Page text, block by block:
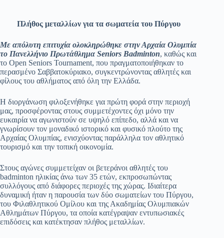
Πλήθος μεταλλίων για τα σωματεία του Πύργου
Με απόλυτη επιτυχία ολοκληρώθηκε στην Αρχαία Ολυμπία
το Πανελλήνιο Πρωτάθλημα Seniors Badminton, καθώς και
το Open Seniors Tournament, που πραγματοποιήθηκαν το
περασμένο Σαββατοκύριακο, συγκεντρώνοντας αθλητές και
φίλους του αθλήματος από όλη την Ελλάδα.
Η διοργάνωση φιλοξενήθηκε για πρώτη φορά στην περιοχή
μας, προσφέροντας στους συμμετέχοντες όχι μόνο την
ευκαιρία να αγωνιστούν σε υψηλό επίπεδο, αλλά και να
γνωρίσουν τον μοναδικό ιστορικό και φυσικό πλούτο της
Αρχαίας Ολυμπίας, ενισχύοντας παράλληλα τον αθλητικό
τουρισμό και την τοπική οικονομία.
Στους αγώνες συμμετείχαν οι βετεράνοι αθλητές του
badminton ηλικίας άνω των 35 ετών, εκπροσωπώντας
συλλόγους από διάφορες περιοχές της χώρας. Ιδιαίτερα
δυναμική ήταν η παρουσία των δύο σωματείων του Πύργου,
του Φιλαθλητικού Ομίλου και της Ακαδημίας Ολυμπιακών
Αθλημάτων Πύργου, τα οποία κατέγραψαν εντυπωσιακές
επιδόσεις και κατέκτησαν πλήθος μεταλλίων.